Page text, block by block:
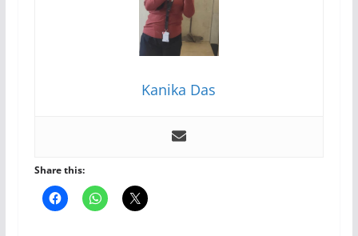
Kanika Das
Share this: